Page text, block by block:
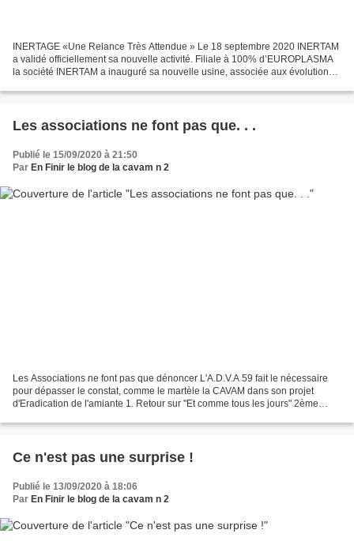
INERTAGE «Une Relance Très Attendue » Le 18 septembre 2020 INERTAM
a validé officiellement sa nouvelle activité. Filiale à 100% d’EUROPLASMA
la société INERTAM a inauguré sa nouvelle usine, associée aux évolutions
Les associations ne font pas que. . .
Publié le 15/09/2020 à 21:50
Par En Finir le blog de la cavam n 2
Les Associations ne font pas que dénoncer L'A.D.V.A 59 fait le nécessaire
pour dépasser le constat, comme le martèle la CAVAM dans son projet
d'Eradication de l'amiante 1. Retour sur "Et comme tous les jours" 2ème
Ce n'est pas une surprise !
Publié le 13/09/2020 à 18:06
Par En Finir le blog de la cavam n 2